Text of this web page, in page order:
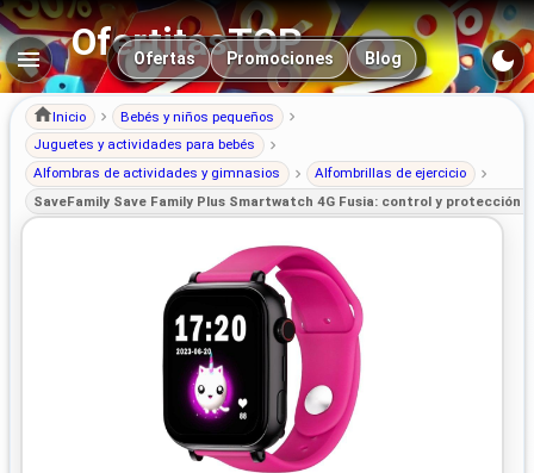
OfertitasTOP
Navegación principal
Ofertas Promociones Blog
Inicio
Bebés y niños pequeños
Juguetes y actividades para bebés
Alfombras de actividades y gimnasios
Alfombrillas de ejercicio
SaveFamily Save Family Plus Smartwatch 4G Fusia: control y protección